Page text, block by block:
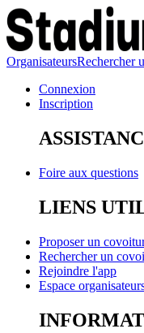
OrganisateursRechercher
Connexion
Inscription
Foire aux questions
LIENS
Proposer un
Rechercher un
Rejoindre l'app
Espace